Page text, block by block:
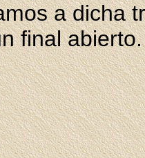
a dicha
final abierto.